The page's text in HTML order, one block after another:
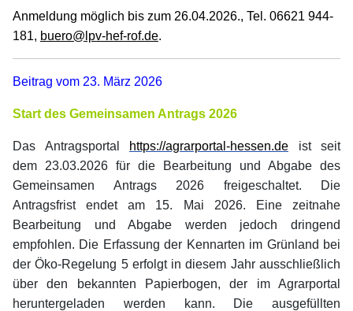
Anmeldung möglich bis zum 26.04.2026., Tel. 06621 944-
181, buero@lpv-hef-rof.de.
Beitrag vom 23. März 2026
Start des Gemeinsamen Antrags 2026
Das Antragsportal https://agrarportal-hessen.de ist seit
dem 23.03.2026 für die Bearbeitung und Abgabe des
Gemeinsamen Antrags 2026 freigeschaltet. Die
Antragsfrist endet am 15. Mai 2026. Eine zeitnahe
Bearbeitung und Abgabe werden jedoch dringend
empfohlen. Die Erfassung der Kennarten im Grünland bei
der Öko-Regelung 5 erfolgt in diesem Jahr ausschließlich
über den bekannten Papierbogen, der im Agrarportal
heruntergeladen werden kann. Die ausgefüllten